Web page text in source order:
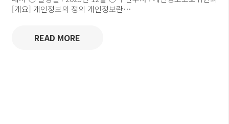
[개요] 개인정보의 정의 개인정보란…
READ MORE